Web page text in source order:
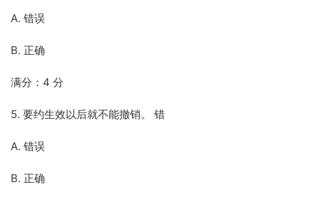
A. 错误
B. 正确
满分：4 分
5. 要约生效以后就不能撤销。 错
A. 错误
B. 正确